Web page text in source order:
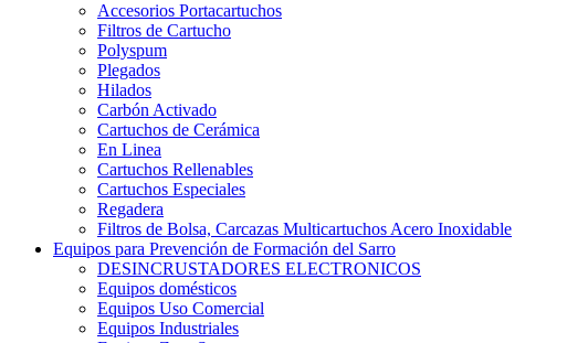
Accesorios Portacartuchos
Filtros de Cartucho
Polyspum
Plegados
Hilados
Carbón Activado
Cartuchos de Cerámica
En Linea
Cartuchos Rellenables
Cartuchos Especiales
Regadera
Filtros de Bolsa, Carcazas Multicartuchos Acero Inoxidable
Equipos para Prevención de Formación del Sarro
DESINCRUSTADORES ELECTRONICOS
Equipos domésticos
Equipos Uso Comercial
Equipos Industriales